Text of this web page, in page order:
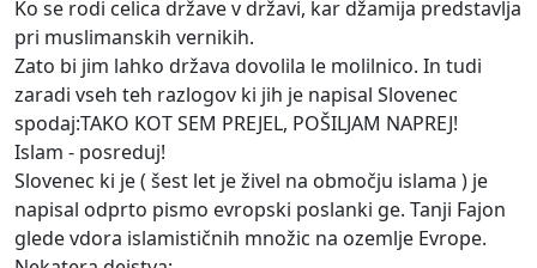
Ko se rodi celica države v državi, kar džamija predstavlja
pri muslimanskih vernikih.
Zato bi jim lahko država dovolila le molilnico. In tudi
zaradi vseh teh razlogov ki jih je napisal Slovenec
spodaj:TAKO KOT SEM PREJEL, POŠILJAM NAPREJ!
Islam - posreduj!
Slovenec ki je ( šest let je živel na območju islama ) je
napisal odprto pismo evropski poslanki ge. Tanji Fajon
glede vdora islamističnih množic na ozemlje Evrope.